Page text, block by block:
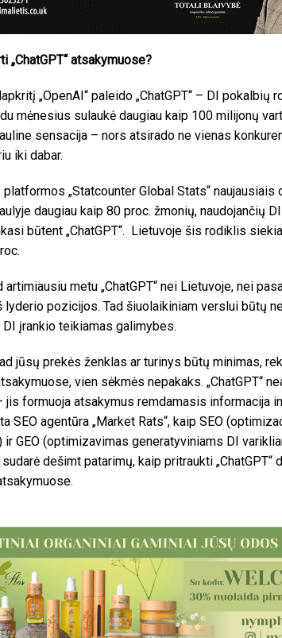
„ChatGPT“ atsakymuose?
„OpenAI“ paleido „ChatGPT“ – DI pokalbių
mėnesius sulaukė daugiau kaip 100 milijonų
sensacija – nors atsirado ne vienas
iki dabar.
„Statcounter Global Stats“ naujausiais
daugiau kaip 80 proc. žmonių, naudojančių
būtent „ChatGPT“. Lietuvoje šis rodiklis
artimiausiu metu „ChatGPT“ nei Lietuvoje, nei
lyderio pozicijos. Tad šiuolaikiniam verslui būtų
įrankio teikiamas galimybes.
jūsų prekės ženklas ar turinys būtų minimas,
vien sėkmės nepakaks. „ChatGPT“
jis formuoja atsakymus remdamasis informacija
SEO agentūra „Market Rats“, kaip SEO
GEO (optimizavimas generatyviniams DI
dešimt patarimų, kaip pritraukti „ChatGPT“